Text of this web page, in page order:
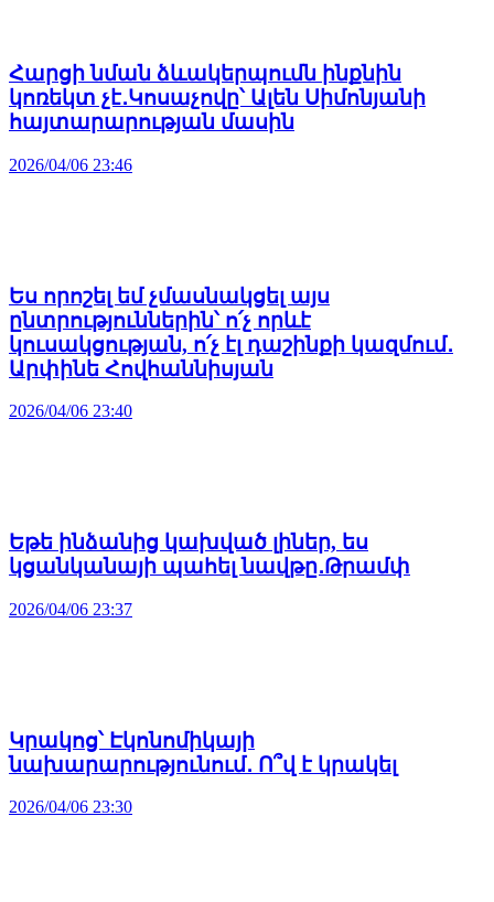
Հարցի նման ձևակերպումն ինքնին
կոռեկտ չէ․Կոսաչովը՝ Ալեն Սիմոնյանի
հայտարարության մասին
2026/04/06 23:46
Ես որոշել եմ չմասնակցել այս
ընտրություններին՝ ո՛չ որևէ
կուսակցության, ո՛չ էլ դաշինքի կազմում․
Արփինե Հովհաննիսյան
2026/04/06 23:40
Եթե ինձանից կախված լիներ, ես
կցանկանայի պահել նավթը․Թրամփ
2026/04/06 23:37
Կրակոց՝ Էկոնոմիկայի
նախարարությունում․ Ո՞վ է կրակել
2026/04/06 23:30